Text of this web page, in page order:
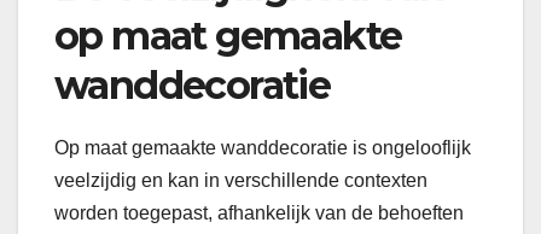
op maat gemaakte
wanddecoratie
Op maat gemaakte wanddecoratie is ongelooflijk
veelzijdig en kan in verschillende contexten
worden toegepast, afhankelijk van de behoeften